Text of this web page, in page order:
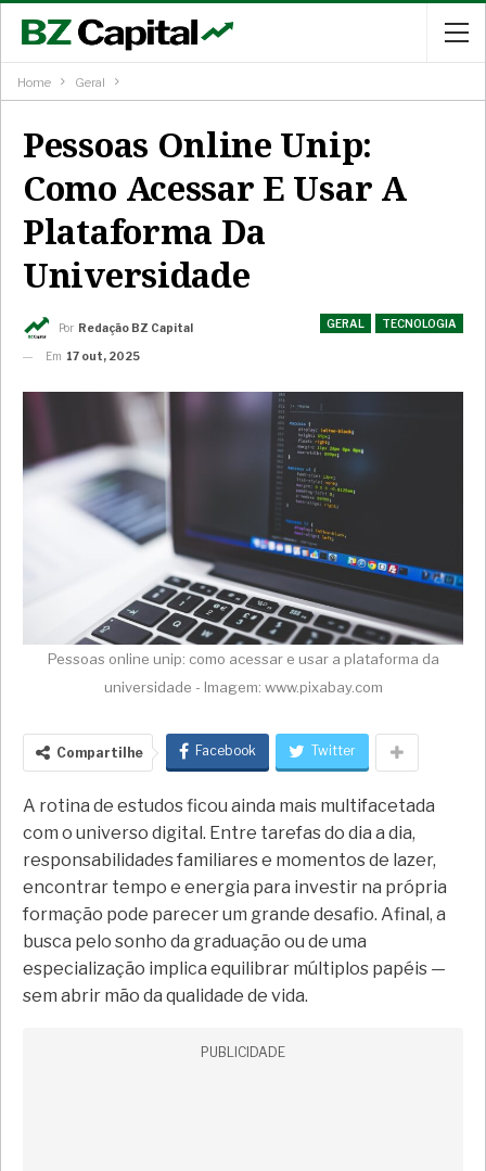
Home Geral
Pessoas Online Unip:
Como Acessar E Usar A
Plataforma Da
Universidade
GERAL TECNOLOGIA
Por Redação BZ Capital
Em 17 out, 2025
Pessoas online unip: como acessar e usar a plataforma da
universidade - Imagem: www.pixabay.com
Compartilhe Facebook Twitter
A rotina de estudos ficou ainda mais multifacetada
com o universo digital. Entre tarefas do dia a dia,
responsabilidades familiares e momentos de lazer,
encontrar tempo e energia para investir na própria
formação pode parecer um grande desafio. Afinal, a
busca pelo sonho da graduação ou de uma
especialização implica equilibrar múltiplos papéis —
sem abrir mão da qualidade de vida.
PUBLICIDADE